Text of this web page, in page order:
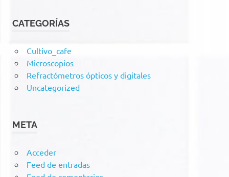
CATEGORÍAS
Cultivo_cafe
Microscopios
Refractómetros ópticos y digitales
Uncategorized
META
Acceder
Feed de entradas